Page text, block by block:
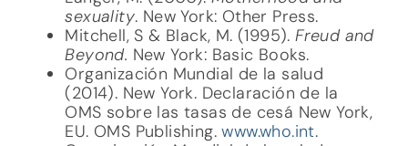
sexuality. New York: Other Press.
Mitchell, S & Black, M. (1995).Freud and
Beyond. New York: Basic Books.
Organización Mundial de la salud
(2014). New York. Declaración de la
OMS sobre las tasas de cesá New York,
EU. OMS Publishing.www.who.int.